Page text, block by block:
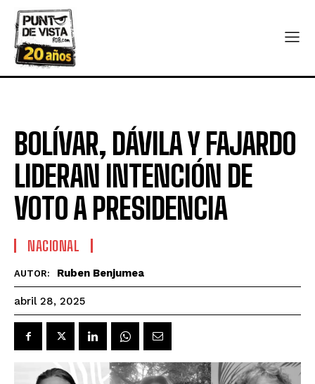
BOLÍVAR, DÁVILA Y FAJARDO
LIDERAN INTENCIÓN DE
VOTO A PRESIDENCIA
NACIONAL
AUTOR: Ruben Benjumea
abril 28, 2025